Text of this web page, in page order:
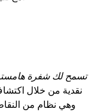
تسمح لك شفرة هامستر
نقدية من خلال اكتشاف
وهي نظام من النقاط